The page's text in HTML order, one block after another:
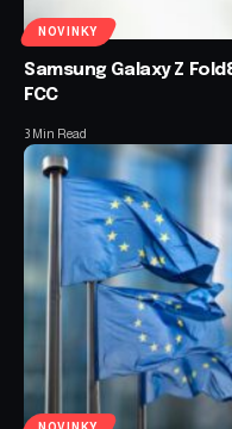
NOVINKY
Samsung Galaxy Z
FCC
3 Min Read